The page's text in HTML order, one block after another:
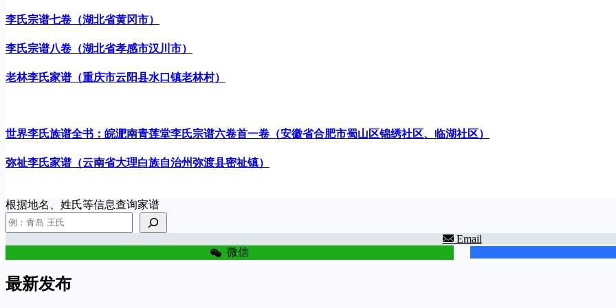
李氏宗谱七卷（湖北省黄冈市）
李氏宗谱八卷（湖北省孝感市汉川市）
老林李氏家谱（重庆市云阳县水口镇老林村）
世界李氏族谱全书：皖淝南青莲堂李氏宗谱六卷首一卷（安徽省合肥市蜀山区锦绣社区、临湖社区）
弥祉李氏家谱（云南省大理白族自治州弥渡县密祉镇）
根据地名、姓氏等信息查询家谱
Email
微信
最新发布